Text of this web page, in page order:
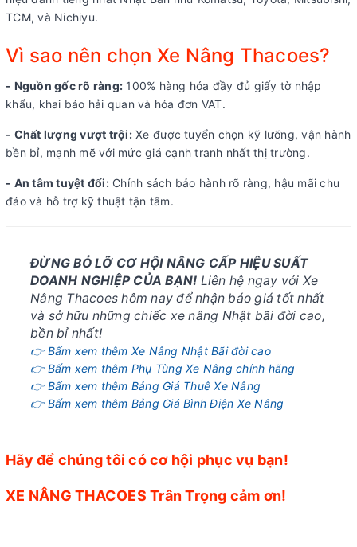
TCM, và Nichiyu.
Vì sao nên chọn Xe Nâng Thacoes?
- Nguồn gốc rõ ràng: 100% hàng hóa đầy đủ giấy tờ nhập
khẩu, khai báo hải quan và hóa đơn VAT.
- Chất lượng vượt trội:Xe được tuyển chọn kỹ lưỡng, vận hành
bền bỉ, mạnh mẽ với mức giá cạnh tranh nhất thị trường.
- An tâm tuyệt đối:Chính sách bảo hành rõ ràng, hậu mãi chu
đáo và hỗ trợ kỹ thuật tận tâm.
ĐỪNG BỎ LỠ CƠ HỘI NÂNG CẤP HIỆU SUẤT
DOANH NGHIỆP CỦA BẠN! Liên hệ ngay với Xe
Nâng Thacoes hôm nay để nhận báo giá tốt nhất
và sở hữu những chiếc xe nâng Nhật bãi đời cao,
bền bỉ nhất!
👉 Bấm xem thêm Xe Nâng Nhật Bãi đời cao
👉 Bấm xem thêm Phụ Tùng Xe Nâng chính hãng
👉 Bấm xem thêm Bảng Giá Thuê Xe Nâng
👉 Bấm xem thêm Bảng Giá Bình Điện Xe Nâng
Hãy để chúng tôi có cơ hội phục vụ bạn!
XE NÂNG THACOES Trân Trọng cảm ơn!